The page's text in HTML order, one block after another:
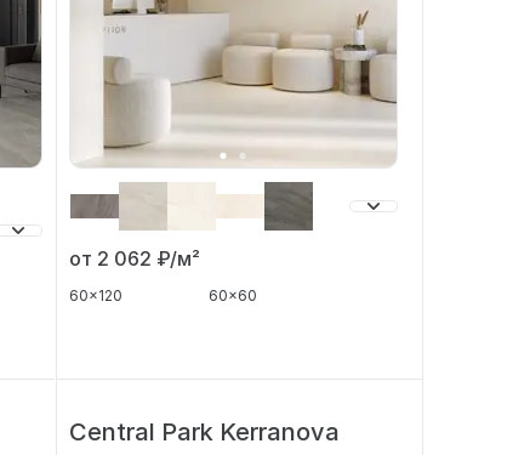
от 2 062 ₽/м²
60x120 60x60
Central Park Kerranova